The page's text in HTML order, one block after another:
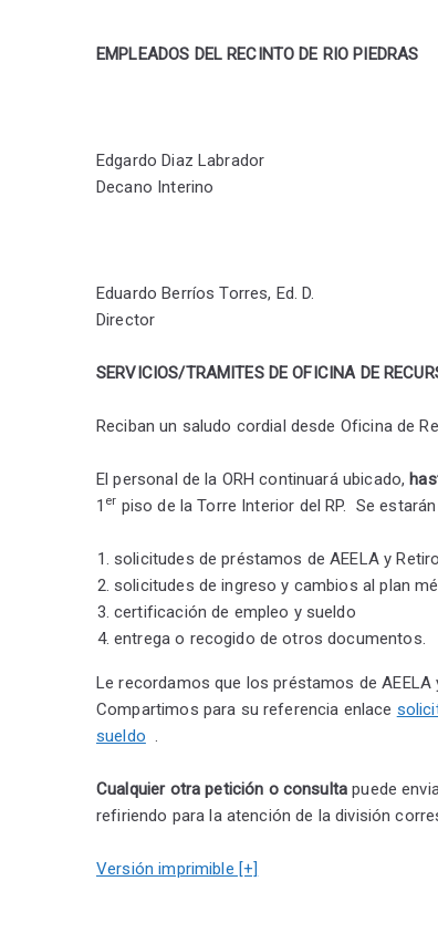
EMPLEADOS DEL RECINTO DE RIO PIEDRAS
Edgardo Diaz Labrador
Decano Interino
Eduardo Berríos Torres, Ed. D.
Director
SERVICIOS/TRAMITES DEOFICINA DE
Reciban un saludo cordial desde Oficina de
El personal de la ORH continuará ubicado,
1 er piso de la Torre Interior del RP. Se
solicitudes de préstamos de AEELA y
solicitudes de ingreso y cambios al plan
certificación de empleo y sueldo
entrega o recogido de otros documentos.
Le recordamos que los préstamos de
Compartimos para su referencia enlace
sueldo .
Cualquier otra petición o consulta puede
refiriendo para la atención de la división
Versión imprimible [+]